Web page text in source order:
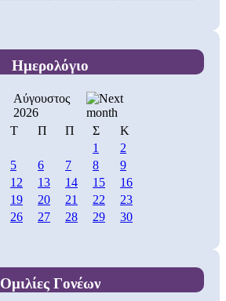
Ημερολόγιο
Αύγουστος
2026
Τ Π Π Σ
Κ
1
2
5 6 7 8
9
12 13 14 15
16
19 20 21 22
23
26 27 28 29
30
Ομιλίες Γονέων